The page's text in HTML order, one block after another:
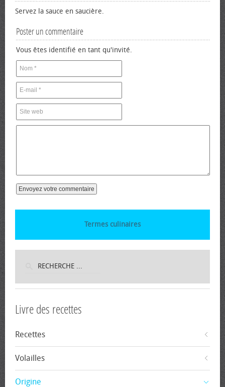
Servez la sauce en saucière.
Poster un commentaire
Vous êtes identifié en tant qu'invité.
Termes culinaires
Livre des recettes
Recettes
Volailles
Origine